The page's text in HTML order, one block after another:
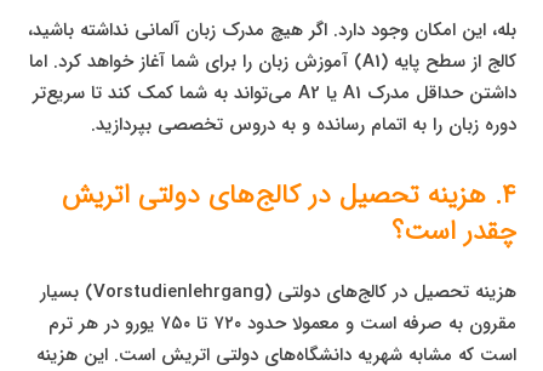
بله، این امکان وجود دارد. اگر هیچ مدرک زبان آلمانی نداشته باشید،
کالج از سطح پایه (A1) آموزش زبان را برای شما آغاز خواهد کرد. اما
داشتن حداقل مدرک A1 یا A2 می‌تواند به شما کمک کند تا سریع‌تر
دوره زبان را به اتمام رسانده و به دروس تخصصی بپردازید.
۴. هزینه تحصیل در کالج‌های دولتی اتریش
چقدر است؟
هزینه تحصیل در کالج‌های دولتی (Vorstudienlehrgang) بسیار
مقرون به صرفه است و معمولا حدود ۷۲۰ تا ۷۵۰ یورو در هر ترم
است که مشابه شهریه دانشگاه‌های دولتی اتریش است. این هزینه